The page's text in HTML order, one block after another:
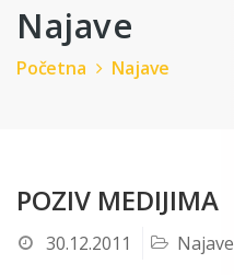
Najave
Početna Najave
POZIV MEDIJIMA
30.12.2011
Najave